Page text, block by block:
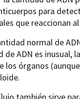
para
que reaccionan al
normal de
de ADN es inusual,
los órganos